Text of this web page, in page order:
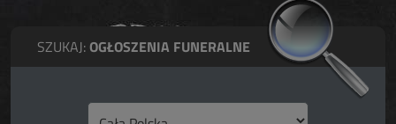
SZUKAJ:OGŁOSZENIA FUNERALNE